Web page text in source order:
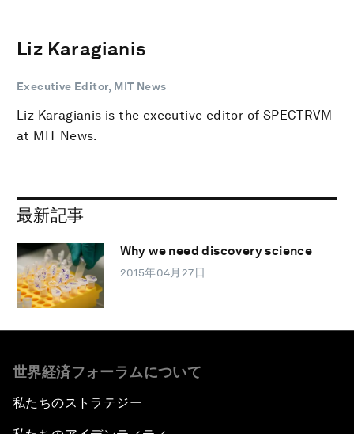
Liz Karagianis
Executive Editor, MIT News
Liz Karagianis is the executive editor of SPECTRVM
at MIT News.
最新記事
Why we need discovery science
2015年04月27日
世界経済フォーラムについて
私たちのストラテジー